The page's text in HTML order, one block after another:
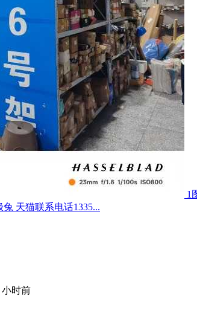
1
天猫联系电话1335...
小时前